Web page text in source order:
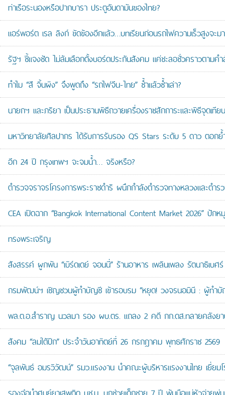
ท่าเรือระนองหรือปากบารา ประตูอันดามันของไทย?
แอร์พอร์ต เรล ลิงก์ ขัดข้องอีกแล้ว…บทเรียนก่อนรถไฟความเร็วสูงจะม
รัฐฯ ชี้แจงชัด ไม่ล้มเลือกตั้งบอร์ดประกันสังคม แค่ชะลอชั่วคราวตามค
ทำไม “สี จิ้นผิง” จึงพูดถึง “รถไฟจีน-ไทย” ซ้ำแล้วซ้ำเล่า?
นายกฯ และภริยา เป็นประธานพิธีถวายเครื่องราชสักการะและพิธีจุดเ
มหาวิทยาลัยศิลปากร ได้รับการรับรอง QS Stars ระดับ 5 ดาว ตอก
อีก 24 ปี กรุงเทพฯ จะจมน้ำ… จริงหรือ?
ตำรวจจราจรโครงการพระราชดำริ ผนึกกำลังตำรวจทางหลวงและตำ
CEA เปิดฉาก “Bangkok International Content Market 2026” ปั
ทรงพระเจริญ
สังสรรค์ ผูกพัน “เบิร์ดเดย์ จอนนี่” ร้านอาหาร เพลินเพลง รัตนาธิเบศ
กรมพัฒน์ฯ เชิญชวนผู้ทำบัญชี เข้ารอบรม “หยุด! วงจรนอมินี : ผู้ทำ
พล.ต.อ.สำราญ นวลมา รอง ผบ.ตร. แถลง 2 คดี กก.ดส.ทลายคลังย
สังคม “ลมใต้ปีก” ประจำวันอาทิตย์ที่ 26 กรกฎาคม พุทธศักราช 2569
“จุลพันธ์ อมรวิวัฒน์” รมว.แรงงาน นำคณะผู้บริหารแรงงานไทย เยี่ยม